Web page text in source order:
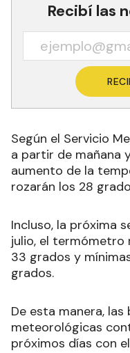
Recibí las
Según el Servicio
a partir de mañana
aumento de la
rozarán los 28
Incluso, la próxima
julio, el termómetro
33 grados y
grados.
De esta manera,
meteorológicas
próximos días con